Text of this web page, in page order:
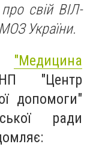
свій ВІЛ-
України.
"Медицина
"Центр
допомоги"
ради